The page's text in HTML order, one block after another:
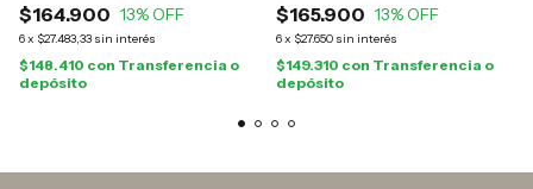
$164.900 13% OFF
6x $27.483,33 sin interés
$148.410 con Transferencia o
depósito
$165.900 13% OFF
6x $27.650 sin interés
$149.310 con Transferencia o
depósito